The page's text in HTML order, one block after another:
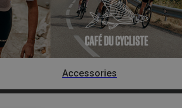
Accessories